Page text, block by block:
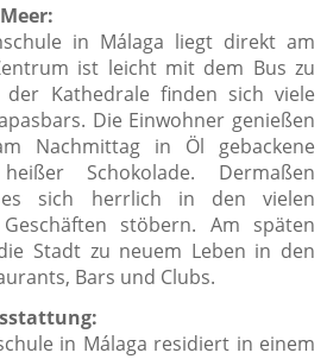
in Málaga liegt direkt am
ist leicht mit dem Bus zu
der Kathedrale finden sich viele
Die Einwohner genießen
Nachmittag in Öl gebackene
Schokolade. Dermaßen
sich herrlich in den vielen
stöbern. Am späten
Stadt zu neuem Leben in den
Bars und Clubs.
in Málaga residiert in einem